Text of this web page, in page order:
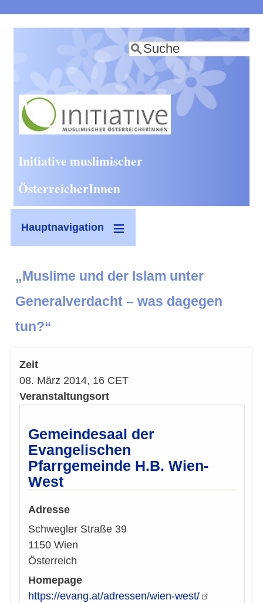
zum
Inhalt
Suche
Initiative muslimischer
ÖsterreicherInnen
Hauptnavigation
„Muslime und der Islam unter
Generalverdacht – was dagegen
tun?“
Zeit
08. März 2014, 16 CET
Veranstaltungsort
Gemeindesaal der
Evangelischen
Pfarrgemeinde H.B. Wien-
West
Adresse
Schwegler Straße 39
1150 Wien
Österreich
Homepage
https://evang.at/adressen/wien-west/